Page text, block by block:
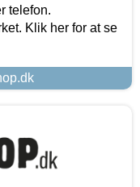
telefon.
Klik her for at se